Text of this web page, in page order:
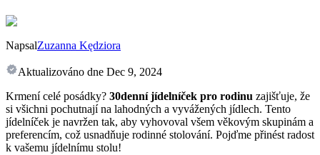
NapsalZuzanna Kędziora
Aktualizováno dne Dec 9, 2024
Krmení celé posádky? 30denní jídelníček pro rodinu zajišťuje, že
si všichni pochutnají na lahodných a vyvážených jídlech. Tento
jídelníček je navržen tak, aby vyhovoval všem věkovým skupinám a
preferencím, což usnadňuje rodinné stolování. Pojďme přinést radost
k vašemu jídelnímu stolu!